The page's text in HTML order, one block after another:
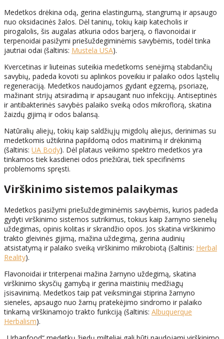
Medetkos drėkina odą, gerina elastingumą, stangrumą ir apsaugo
nuo oksidacinės žalos. Dėl taninų, tokių kaip katecholis ir
pirogalolis, šis augalas atkuria odos barjerą, o flavonoidai ir
terpenoidai pasižymi priešuždegiminėmis savybėmis, todėl tinka
jautriai odai (šaltinis: Mustela USA).
Kvercetinas ir liuteinas suteikia medetkoms senėjimą stabdančių
savybių, padeda kovoti su aplinkos poveikiu ir palaiko odos ląstelių
regeneraciją. Medetkos naudojamos gydant egzemą, psoriazę,
mažinant strijų atsiradimą ir apsaugant nuo infekcijų. Antiseptinės
ir antibakterinės savybės palaiko sveiką odos mikroflorą, skatina
žaizdų gijimą ir odos balansą.
Natūralių aliejų, tokių kaip saldžiųjų migdolų aliejus, derinimas su
medetkomis užtikrina papildomą odos maitinimą ir drėkinimą
(šaltinis: UA Body). Dėl plataus veikimo spektro medetkos yra
tinkamos tiek kasdienei odos priežiūrai, tiek specifinėms
problemoms spręsti.
Virškinimo sistemos palaikymas
Medetkos pasižymi priešuždegiminėmis savybėmis, kurios padeda
gydyti virškinimo sistemos sutrikimus, tokius kaip žarnyno sienelių
uždegimas, opinis kolitas ir skrandžio opos. Jos skatina virškinimo
trakto gleivinės gijimą, mažina uždegimą, gerina audinių
atsistatymą ir palaiko sveiką virškinimo mikrobiotą (šaltinis: Herbal
Reality).
Flavonoidai ir triterpenai mažina žarnyno uždegimą, skatina
virškinimo skysčių gamybą ir gerina maistinių medžiagų
įsisavinimą. Medetkos taip pat veiksmingai stiprina žarnyno
sieneles, apsaugo nuo žarnų pratekėjimo sindromo ir palaiko
tinkamą virškinamojo trakto funkciją (šaltinis: Albuquerque
Herbalism).